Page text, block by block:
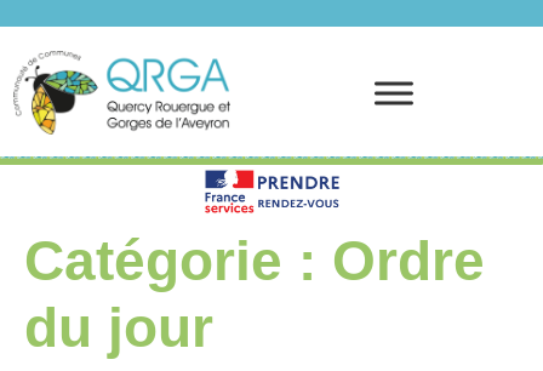
Catégorie : Ordre
du jour